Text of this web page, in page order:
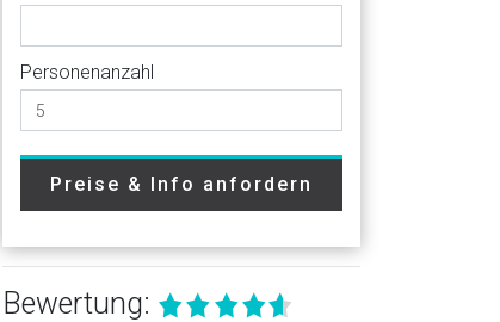
Personenanzahl
Preise & Info anfordern
Bewertung: